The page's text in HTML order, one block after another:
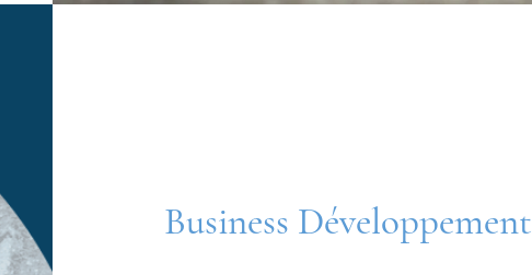
Business Développement